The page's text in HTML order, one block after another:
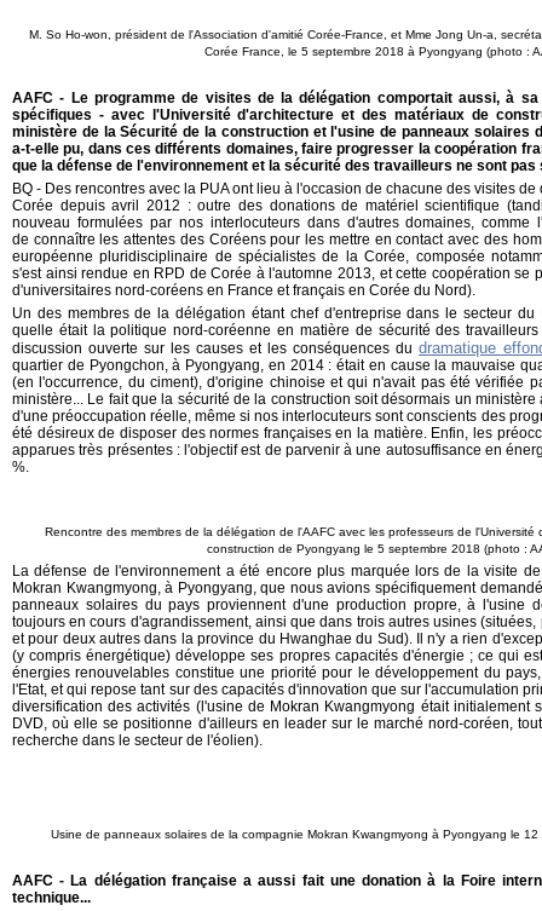
M. So Ho-won, président de l'Association d'amitié Corée-France, et Mme Jong Un-a,
Corée France, le 5 septembre 2018 à Pyongyang (photo :
AAFC - Le programme de visites de la délégation comportait aussi, à
spécifiques - avec l'Université d'architecture et des matériaux de
ministère de la Sécurité de la construction et l'usine de panneaux solaires
a-t-elle pu, dans ces différents domaines, faire progresser la coopération
que la défense de l'environnement et la sécurité des travailleurs ne sont pas
BQ - Des rencontres avec la PUA ont lieu à l'occasion de chacune des visites
Corée depuis avril 2012 : outre des donations de matériel scientifique
nouveau formulées par nos interlocuteurs dans d'autres domaines, comme
de connaître les attentes des Coréens pour les mettre en contact avec des
européenne pluridisciplinaire de spécialistes de la Corée, composée
s'est ainsi rendue en RPD de Corée à l'automne 2013, et cette coopération se
d'universitaires nord-coréens en France et français en Corée du Nord).
Un des membres de la délégation étant chef d'entreprise dans le secteur du
quelle était la politique nord-coréenne en matière de sécurité des
discussion ouverte sur les causes et les conséquences du dramatique
quartier de Pyongchon, à Pyongyang, en 2014 : était en cause la mauvaise
(en l'occurrence, du ciment), d'origine chinoise et qui n'avait pas été vérifiée
ministère... Le fait que la sécurité de la construction soit désormais un
d'une préoccupation réelle, même si nos interlocuteurs sont conscients des
été désireux de disposer des normes françaises en la matière. Enfin, les
apparues très présentes : l'objectif est de parvenir à une autosuffisance en
%.
Rencontre des membres de la délégation de l'AAFC avec les professeurs de
construction de Pyongyang le 5 septembre 2018 (photo :
La défense de l'environnement a été encore plus marquée lors de la visite
Mokran Kwangmyong, à Pyongyang, que nous avions spécifiquement
panneaux solaires du pays proviennent d'une production propre, à l'usine
toujours en cours d'agrandissement, ainsi que dans trois autres usines
et pour deux autres dans la province du Hwanghae du Sud). Il n'y a rien
(y compris énergétique) développe ses propres capacités d'énergie ; ce qui
énergies renouvelables constitue une priorité pour le développement du
l'Etat, et qui repose tant sur des capacités d'innovation que sur l'accumulation
diversification des activités (l'usine de Mokran Kwangmyong était initialement
DVD, où elle se positionne d'ailleurs en leader sur le marché nord-coréen,
recherche dans le secteur de l'éolien).
Usine de panneaux solaires de la compagnie Mokran Kwangmyong à Pyongyang le
AAFC - La délégation française a aussi fait une donation à la Foire
technique...